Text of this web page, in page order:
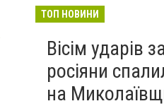
Миколаєві
ПАРТНЕРСЬКИЙ
ТОП НОВИНИ
Вісім ударів
росіяни
на